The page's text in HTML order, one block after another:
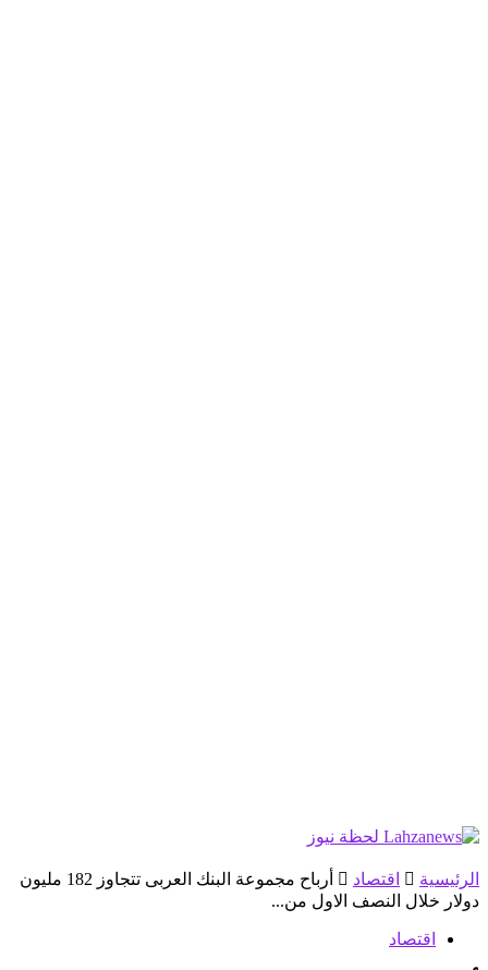
الرئيسية اقتصاد
أرباح مجموعة البنك العربى تتجاوز 182 مليون
دولار خلال النصف الاول من...
اقتصاد